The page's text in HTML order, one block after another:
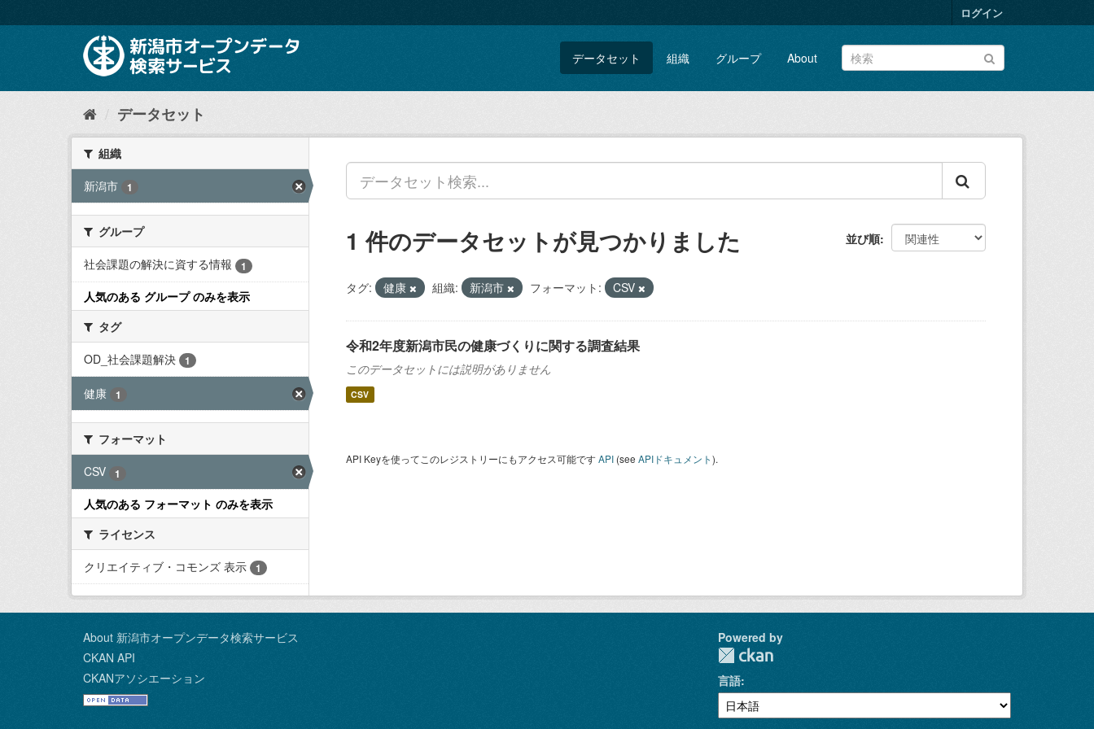
キ
て
ログイン
データセット 組織 グループ About
データセット
組織
新潟市
1
グループ
社会課題の解決に資する情報
1
人気のある グループ のみを表示
タグ
OD_社会課題解決
1
健康 1
フォーマット
CSV
1
人気のある フォーマット のみを表示
ライセンス
クリエイティブ・コモンズ 表示
1
並び順
1 件のデータセットが見つかりました
タグ: 健康 組織: 新潟市 フォーマット: CSV
令和2年度新潟市民の健康づくりに関する調査結果
このデータセットには説明がありません
CSV
API Keyを使ってこのレジストリーにもアクセス可能ですAPI (see APIドキュメント).
About 新潟市オープンデータ検索サービス
CKAN API
CKANアソシエーション
Powered by
言語